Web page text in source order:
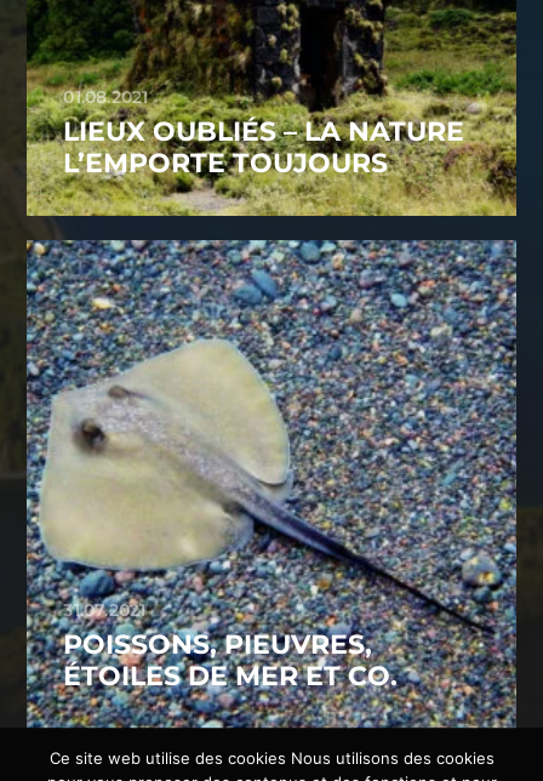
01.08.2021
LIEUX OUBLIÉS – LA NATURE
L’EMPORTE TOUJOURS
31.07.2021
POISSONS, PIEUVRES,
ÉTOILES DE MER ET CO.
Ce site web utilise des cookies Nous utilisons des cookies